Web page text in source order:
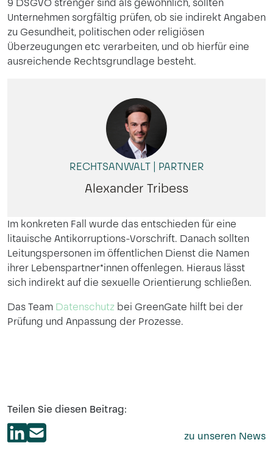
Unternehmen sorgfältig prüfen, ob sie indirekt Angaben
zu Gesundheit, politischen oder religiösen
Überzeugungen etc verarbeiten, und ob hierfür eine
ausreichende Rechtsgrundlage besteht.
RECHTSANWALT | PARTNER
Alexander Tribess
Im konkreten Fall wurde das entschieden für eine
litauische Antikorruptions-Vorschrift. Danach sollten
Leitungspersonen im öffentlichen Dienst die Namen
ihrer Lebenspartner*innen offenlegen. Hieraus lässt
sich indirekt auf die sexuelle Orientierung schließen.
Das Team Datenschutz bei GreenGate hilft bei der
Prüfung und Anpassung der Prozesse.
Teilen Sie diesen Beitrag:
zu unseren News